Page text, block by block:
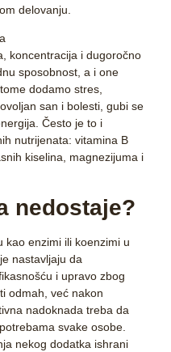
delovanju.
koncentracija i dugoročno
sposobnost, a i one
dodamo stres,
san i bolesti, gubi se
Često je to i
nutrijenata:vitamina B
kiselina, magnezijuma i
nedostaje?
kao enzimi ili koenzimi u
nastavljaju da
i upravo zbog
odmah, već nakon
nadoknada treba da
svake osobe.
nekog dodatka ishrani